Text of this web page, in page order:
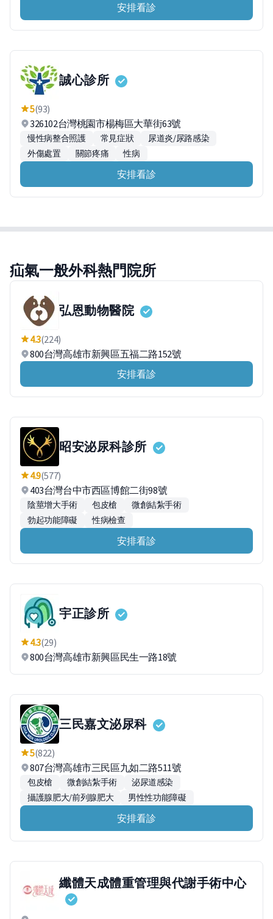
安排看診
誠心診所
5(93)
326102台灣桃園市楊梅區大華街63號
慢性病整合照護 常見症狀
尿道炎/尿路感染
外傷處置
關節疼痛 性病
安排看診
疝氣一般外科熱門院所
弘恩動物醫院
4.3(224)
800台灣高雄市新興區五福二路152號
安排看診
昭安泌尿科診所
4.9(577)
403台灣台中市西區博館二街98號
陰莖增大手術 包皮槍
微創結紮手術
勃起功能障礙
性病檢查
安排看診
宇正診所
4.3(29)
800台灣高雄市新興區民生一路18號
三民嘉文泌尿科
5(822)
807台灣高雄市三民區九如二路511號
包皮槍 微創結紮手術
泌尿道感染
攝護腺肥大/前列腺肥大
男性性功能障礙
安排看診
纖體天成體重管理與代謝手術中心